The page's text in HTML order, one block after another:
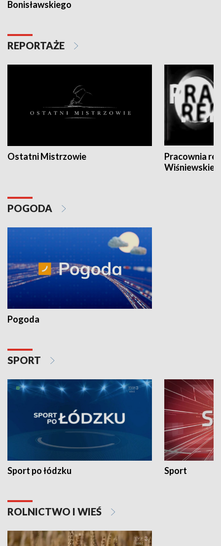
Bonisławskiego
REPORTAŻE
Ostatni Mistrzowie
Pracownia
POGODA
Pogoda
SPORT
Sport po łódzku Sport
ROLNICTWO I WIEŚ